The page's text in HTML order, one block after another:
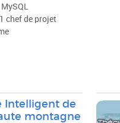
chef de projet
Intelligent de
montagne